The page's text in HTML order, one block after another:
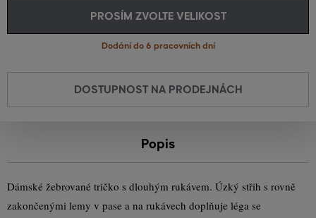
PROSÍM ZVOLTE VELIKOST
Dodání do 6 pracovních dní
DOSTUPNOST NA PRODEJNÁCH
Popis
Dámské žebrované tričko s dlouhým rukávem. Úzký střih s rovně
zakončenými lemy v pase a na rukávech doplňuje léga se